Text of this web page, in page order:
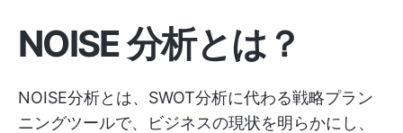
NOISE 分析とは？
NOISE分析とは、SWOT分析に代わる戦略プラン
ニングツールで、ビジネスの現状を明らかにし、